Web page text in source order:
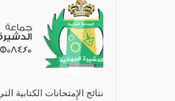
نتائج الإِمتحانات الكتابية